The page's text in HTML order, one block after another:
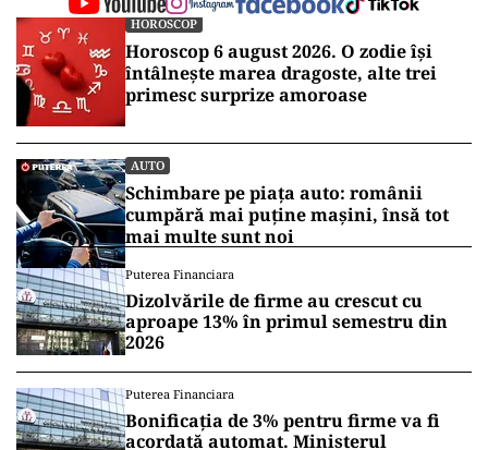
HOROSCOP
Horoscop 6 august 2026. O zodie își
întâlnește marea dragoste, alte trei
primesc surprize amoroase
AUTO
Schimbare pe piața auto: românii
cumpără mai puține mașini, însă tot
mai multe sunt noi
Puterea Financiara
Dizolvările de firme au crescut cu
aproape 13% în primul semestru din
2026
Puterea Financiara
Bonificația de 3% pentru firme va fi
acordată automat. Ministerul